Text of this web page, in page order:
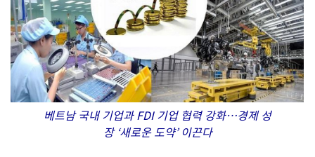
베트남 국내 기업과 FDI 기업 협력 강화…경제 성
장 ‘새로운 도약’ 이끈다